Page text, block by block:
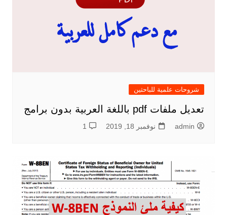
شروحات علمية للباحثين
تعديل ملفات pdf باللغة العربية بدون برامج
admin نوفمبر 18, 2019 1